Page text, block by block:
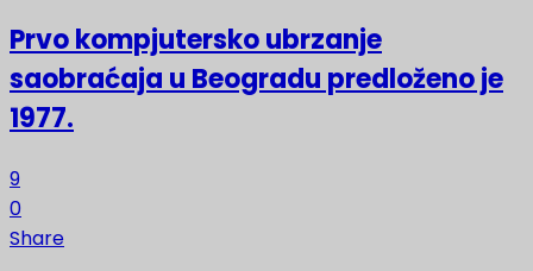
Prvo kompjutersko ubrzanje
saobraćaja u Beogradu predloženo je
1977.
9
0
Share